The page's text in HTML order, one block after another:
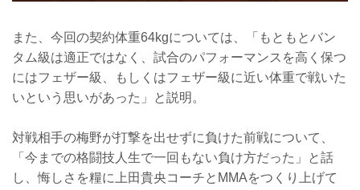
また、今回の契約体重64kgについては、「もともとバン
タム級は適正ではなく、試合のパフォーマンスを高く保つ
にはフェザー級、もしくはフェザー級に近い体重で戦いた
いという思いがあった」と説明。
対戦相手の梅野が打撃を出せずに負けた前戦について、
「今までの格闘技人生で一回もない負け方だった」と話
し、悔しさを糧に上田貴央コーチとMMAをつくり上げて